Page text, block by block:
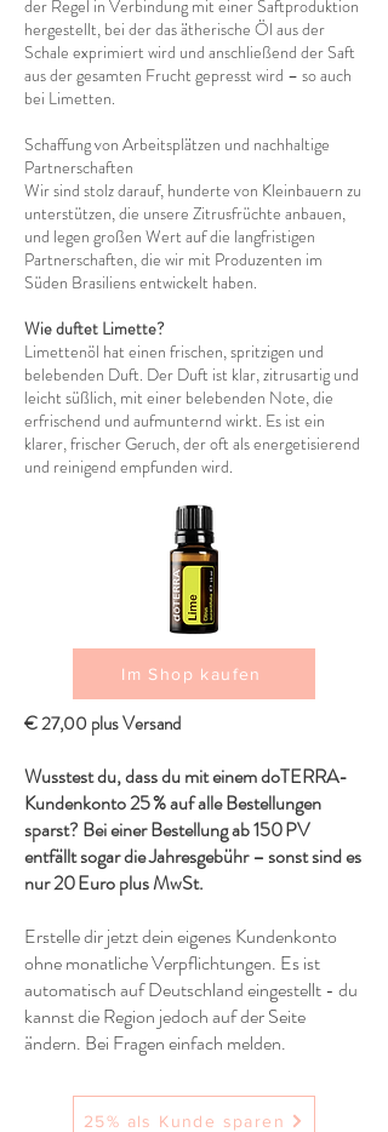
der Regel in Verbindung mit einer Saftproduktion
hergestellt, bei der das ätherische Öl aus der
Schale exprimiert wird und anschließend der Saft
aus der gesamten Frucht gepresst wird – so auch
bei Limetten.
Schaffung von Arbeitsplätzen und nachhaltige
Partnerschaften
Wir sind stolz darauf, hunderte von Kleinbauern zu
unterstützen, die unsere Zitrusfrüchte anbauen,
und legen großen Wert auf die langfristigen
Partnerschaften, die wir mit Produzenten im
Süden Brasiliens entwickelt haben.
Wie duftet Limette?
Limettenöl hat einen frischen, spritzigen und
belebenden Duft. Der Duft ist klar, zitrusartig und
leicht süßlich, mit einer belebenden Note, die
erfrischend und aufmunternd wirkt. Es ist ein
klarer, frischer Geruch, der oft als energetisierend
und reinigend empfunden wird.
Im Shop kaufen
€ 27,00 plus Versand
Wusstest du, dass du mit einem doTERRA-
Kundenkonto 25 % auf alle Bestellungen
sparst? Bei einer Bestellung ab 150 PV
entfällt sogar die Jahresgebühr – sonst sind es
nur 20 Euro plus MwSt.
Erstelle dir jetzt dein eigenes Kundenkonto
ohne monatliche Verpflichtungen. Es ist
automatisch auf Deutschland eingestellt - du
kannst die Region jedoch auf der Seite
ändern. Bei Fragen einfach melden.
25% als Kunde sparen